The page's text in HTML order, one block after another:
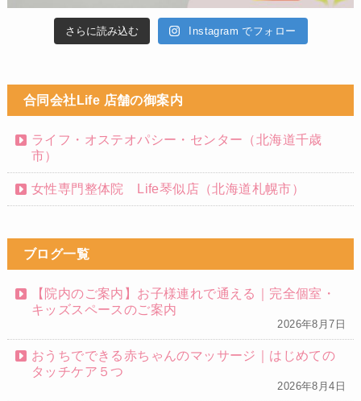
さらに読み込む Instagram でフォロー
合同会社Life 店舗の御案内
ライフ・オステオパシー・センター（北海道千歳
市）
女性専門整体院 Life琴似店（北海道札幌市）
ブログ一覧
【院内のご案内】お子様連れで通える｜完全個室・
キッズスペースのご案内
2026年8月7日
おうちでできる赤ちゃんのマッサージ｜はじめての
タッチケア５つ
2026年8月4日